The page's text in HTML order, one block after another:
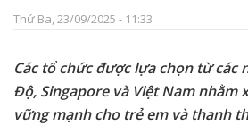
Thứ Ba, 23/09/2025 - 11:33
Các tổ chức được lựa chọn từ các
Độ, Singapore và Việt Nam nhằm
vững mạnh cho trẻ em và thanh